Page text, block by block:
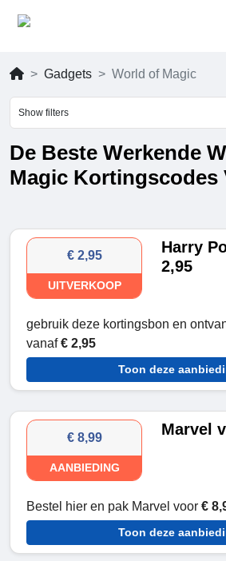
Gadgets World of Magic
Show filters
De Beste Werkende
Magic Kortingscodes
€ 2,95
UITVERKOOP
Harry
2,95
gebruik deze kortingsbon en
vanaf€ 2,95
Toon deze
€ 8,99
AANBIEDING
Marvel
Bestel hier en pak Marvel voor €
Toon deze